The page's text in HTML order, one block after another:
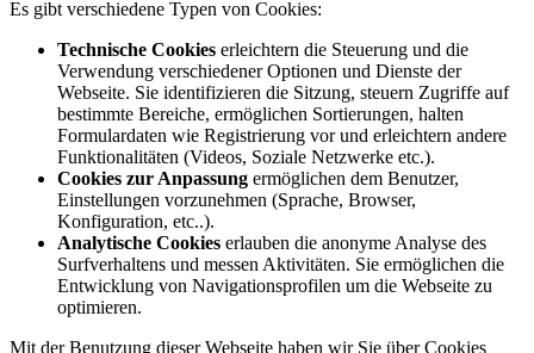
Es gibt verschiedene Typen von Cookies:
Technische Cookies erleichtern die Steuerung und die
Verwendung verschiedener Optionen und Dienste der
Webseite. Sie identifizieren die Sitzung, steuern Zugriffe auf
bestimmte Bereiche, ermöglichen Sortierungen, halten
Formulardaten wie Registrierung vor und erleichtern andere
Funktionalitäten (Videos, Soziale Netzwerke etc.).
Cookies zur Anpassung ermöglichen dem Benutzer,
Einstellungen vorzunehmen (Sprache, Browser,
Konfiguration, etc..).
Analytische Cookies erlauben die anonyme Analyse des
Surfverhaltens und messen Aktivitäten. Sie ermöglichen die
Entwicklung von Navigationsprofilen um die Webseite zu
optimieren.
Mit der Benutzung dieser Webseite haben wir Sie über Cookies